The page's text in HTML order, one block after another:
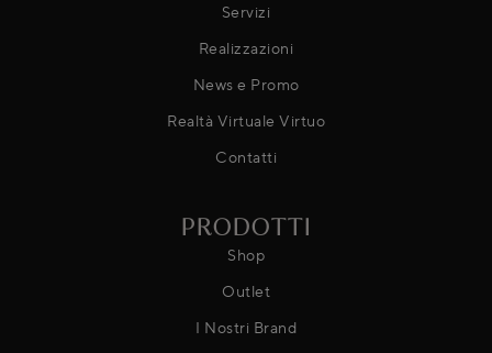
Servizi
Realizzazioni
News e Promo
Realtà Virtuale Virtuo
Contatti
PRODOTTI
Shop
Outlet
I Nostri Brand